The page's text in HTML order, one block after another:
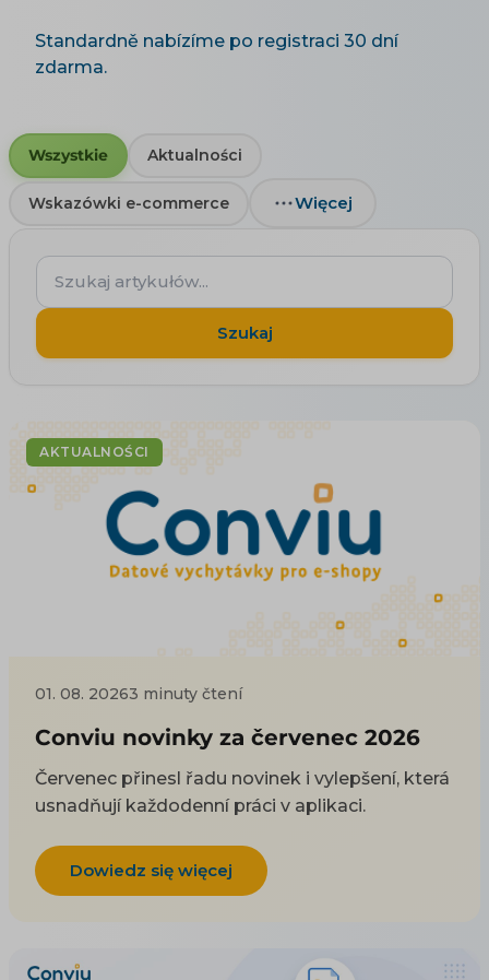
Standardně nabízíme po registraci 30 dní
zdarma.
Wszystkie Aktualności
Wskazówki e-commerce Więcej
Szukaj
artykułów...
Szukaj
AKTUALNOŚCI
01. 08. 20263 minuty čtení
Conviu novinky za červenec 2026
Červenec přinesl řadu novinek i vylepšení, která
usnadňují každodenní práci v aplikaci.
Dowiedz się więcej